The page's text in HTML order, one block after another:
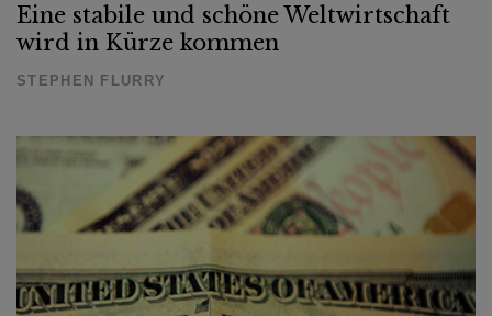
Eine stabile und schöne Weltwirtschaft
wird in Kürze kommen
STEPHEN FLURRY